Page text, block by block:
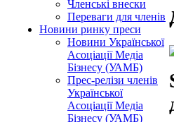
Членські внески
Переваги для членів
Новини ринку преси
Новини Української
Асоціації Медіа
Бізнесу (УАМБ)
Прес-релізи членів
Української
Асоціації Медіа
Бізнесу (УАМБ)